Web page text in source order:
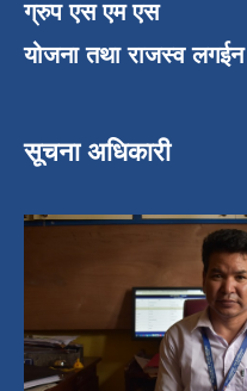
ग्रुप एस एम एस
योजना तथा राजस्व लगईन
सूचना अधिकारी